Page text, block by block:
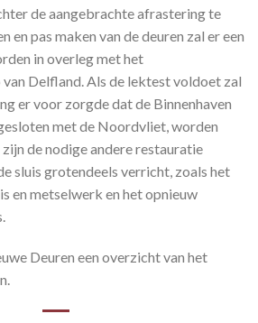
de aangebrachte afrastering te
en pas maken van de deuren zal er een
in overleg met het
Delfland. Als de lektest voldoet zal
er voor zorgde dat de Binnenhaven
met de Noordvliet, worden
de nodige andere restauratie
sluis grotendeels verricht, zoals het
en metselwerk en het opnieuw
Deuren een overzicht van het